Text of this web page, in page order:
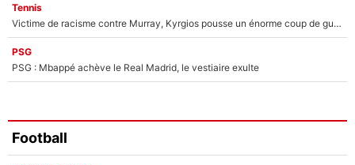
Tennis
Victime de racisme contre Murray, Kyrgios pousse un énorme coup de gueule !
PSG
PSG : Mbappé achève le Real Madrid, le vestiaire exulte
Football